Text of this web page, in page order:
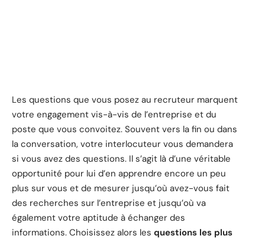
Les questions que vous posez au recruteur marquent
votre engagement vis-à-vis de l’entreprise et du
poste que vous convoitez. Souvent vers la fin ou dans
la conversation, votre interlocuteur vous demandera
si vous avez des questions. Il s’agit là d’une véritable
opportunité pour lui d’en apprendre encore un peu
plus sur vous et de mesurer jusqu’où avez-vous fait
des recherches sur l’entreprise et jusqu’où va
également votre aptitude à échanger des
informations. Choisissez alors les questions les plus